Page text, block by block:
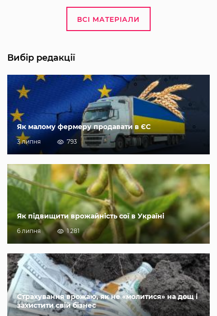
ВСІ МАТЕРІАЛИ
Вибір редакції
Як малому фермеру продавати в ЄС
3 липня 793
Як підвищити врожайність сої в Україні
6 липня 1 281
Страхування врожаю, як не «молитися» на дощ і
захистити свій бізнес